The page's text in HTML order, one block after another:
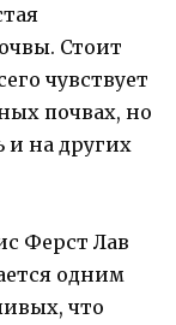
Стоит
чувствует
почвах, но
на других
Ферст Лав
одним
что